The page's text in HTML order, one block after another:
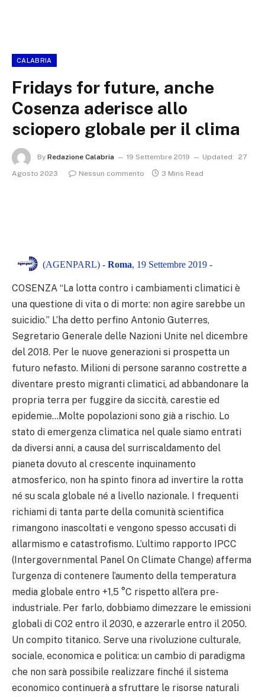
CALABRIA
Fridays for future, anche
Cosenza aderisce allo
sciopero globale per il clima
By Redazione Calabria 19 Settembre 2019 Updated: 27
Agosto 2023
Nessun commento 3 Mins Read
(AGENPARL) - Roma, 19 Settembre 2019 -
COSENZA “La lotta contro i cambiamenti climatici è
una questione di vita o di morte: non agire sarebbe un
suicidio.” L’ha detto perfino Antonio Guterres,
Segretario Generale delle Nazioni Unite nel dicembre
del 2018. Per le nuove generazioni si prospetta un
futuro nefasto. Milioni di persone saranno costrette a
diventare presto migranti climatici, ad abbandonare la
propria terra per fuggire da siccità, carestie ed
epidemie…Molte popolazioni sono già a rischio. Lo
stato di emergenza climatica nel quale siamo entrati
da diversi anni, a causa del surriscaldamento del
pianeta dovuto al crescente inquinamento
atmosferico, non ha spinto finora ad invertire la rotta
né su scala globale né a livello nazionale. I frequenti
richiami di tanta parte della comunità scientifica
rimangono inascoltati e vengono spesso accusati di
allarmismo e catastrofismo. L’ultimo rapporto IPCC
(Intergovernmental Panel On Climate Change) afferma
l’urgenza di contenere l’aumento della temperatura
media globale entro +1,5 °C rispetto all’era pre-
industriale. Per farlo, dobbiamo dimezzare le emissioni
globali di CO2 entro il 2030, e azzerarle entro il 2050.
Un compito titanico. Serve una rivoluzione culturale,
sociale, economica e politica: un cambio di paradigma
che non sarà possibile realizzare finché il sistema
economico continuerà a sfruttare le risorse naturali